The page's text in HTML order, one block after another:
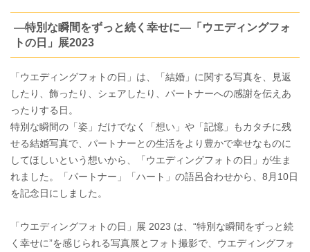
―特別な瞬間をずっと続く幸せに―「ウエディングフォ
トの日」展2023
「ウエディングフォトの日」は、「結婚」に関する写真を、見返
したり、飾ったり、シェアしたり、パートナーへの感謝を伝えあ
ったりする日。
特別な瞬間の「姿」だけでなく「想い」や「記憶」もカタチに残
せる結婚写真で、パートナーとの生活をより豊かで幸せなものに
してほしいという想いから、「ウエディングフォトの日」が生ま
れました。「パートナー」「ハート」の語呂合わせから、8月10日
を記念日にしました。
「ウエディングフォトの日」展 2023 は、“特別な瞬間をずっと続
く幸せに”を感じられる写真展とフォト撮影で、ウエディングフォ